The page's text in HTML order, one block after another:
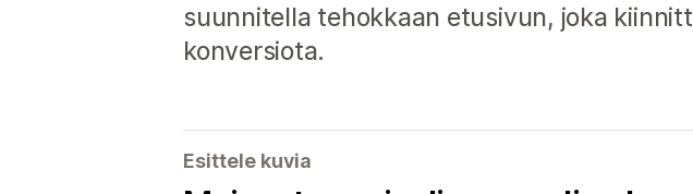
suunnitella tehokkaan etusivun, joka
konversiota.
Esittele kuvia